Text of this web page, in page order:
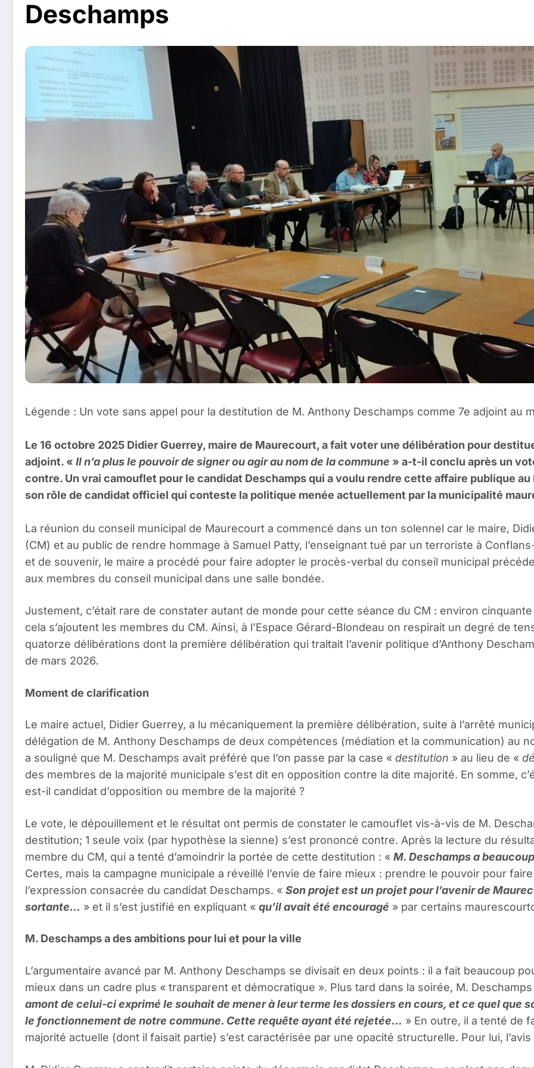
Deschamps
Légende : Un vote sans appel pour la destitution de M. Anthony Deschamps comme 7e adjoint au
Le 16 octobre 2025 Didier Guerrey, maire de Maurecourt, a fait voter une délibération pour
adjoint. « Il n’a plus le pouvoir de signer ou agir au nom de la commune » a-t-il conclu après un
contre. Un vrai camouflet pour le candidat Deschamps qui a voulu rendre cette affaire publique
son rôle de candidat officiel qui conteste la politique menée actuellement par la municipalité
La réunion du conseil municipal de Maurecourt a commencé dans un ton solennel car le maire,
(CM) et au public de rendre hommage à Samuel Patty, l’enseignant tué par un terroriste à
et de souvenir, le maire a procédé pour faire adopter le procès-verbal du conseil municipal
aux membres du conseil municipal dans une salle bondée.
Justement, c’était rare de constater autant de monde pour cette séance du CM : environ
cela s’ajoutent les membres du CM. Ainsi, à l’Espace Gérard-Blondeau on respirait un degré de
quatorze délibérations dont la première délibération qui traitait l’avenir politique d’Anthony
de mars 2026.
Moment de clarification
Le maire actuel, Didier Guerrey, a lu mécaniquement la première délibération, suite à l’arrêté
délégation de M. Anthony Deschamps de deux compétences (médiation et la communication) au
a souligné que M. Deschamps avait préféré que l’on passe par la case « destitution » au lieu de «
des membres de la majorité municipale s’est dit en opposition contre la dite majorité. En somme,
est-il candidat d’opposition ou membre de la majorité ?
Le vote, le dépouillement et le résultat ont permis de constater le camouflet vis-à-vis de M.
destitution; 1 seule voix (par hypothèse la sienne) s’est prononcé contre. Après la lecture du
membre du CM, qui a tenté d’amoindrir la portée de cette destitution : « M. Deschamps a
Certes, mais la campagne municipale a réveillé l’envie de faire mieux : prendre le pouvoir pour
l’expression consacrée du candidat Deschamps. « Son projet est un projet pour l’avenir de
sortante… » et il s’est justifié en expliquant « qu’il avait été encouragé » par certains
M. Deschamps a des ambitions pour lui et pour la ville
L’argumentaire avancé par M. Anthony Deschamps se divisait en deux points : il a fait beaucoup
mieux dans un cadre plus « transparent et démocratique ». Plus tard dans la soirée, M.
amont de celui-ci exprimé le souhait de mener à leur terme les dossiers en cours, et ce quel que
le fonctionnement de notre commune. Cette requête ayant été rejetée… » En outre, il a tenté de
majorité actuelle (dont il faisait partie) s’est caractérisée par une opacité structurelle. Pour lui,